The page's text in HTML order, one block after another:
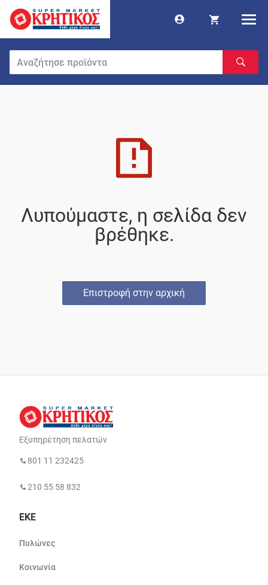
Λυπούμαστε, η σελίδα δεν
βρέθηκε.
Επιστροφή στην αρχική
Εξυπηρέτηση πελατών
801 11 232425
210 55 58 832
ΕΚΕ
Πυλώνες
Κοινωνία